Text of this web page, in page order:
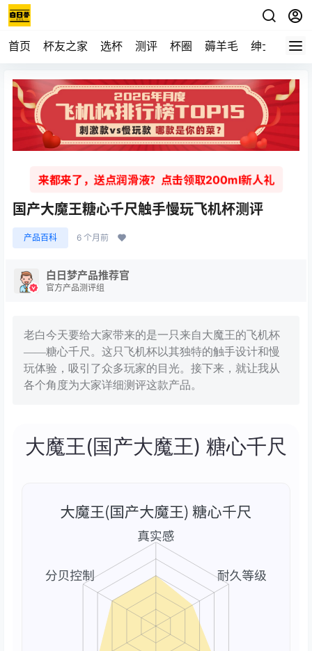
首页 杯友之家 选杯 测评 杯圈 薅羊毛 绅士 视频
来都来了，送点润滑液？点击领取200ml新人礼
国产大魔王糖心千尺触手慢玩飞机杯测评
产品百科 6 个月前
白日梦产品推荐官
官方产品测评组
老白今天要给大家带来的是一只来自大魔王的飞机杯
——糖心千尺。这只飞机杯以其独特的触手设计和慢
玩体验，吸引了众多玩家的目光。接下来，就让我从
各个角度为大家详细测评这款产品。
大魔王(国产大魔王) 糖心千尺